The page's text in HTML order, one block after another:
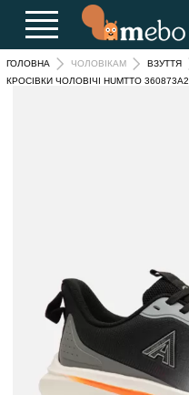
ГОЛОВНА ЧОЛОВІКАМ ВЗУТТЯ
КРОСІВКИ ЧОЛОВІЧІ HUMTTO 360873A2